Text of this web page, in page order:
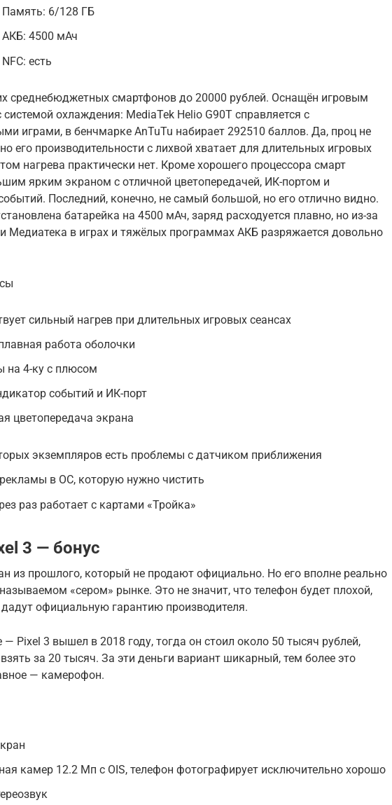
Память: 6/128 ГБ
АКБ: 4500 мАч
NFC: есть
среднебюджетных смартфонов до 20000 рублей. Оснащён игровым
охлаждения: MediaTek Helio G90T справляется с
играми, в бенчмарке AnTuTu набирает 292510 баллов. Да, проц не
его производительности с лихвой хватает для длительных игровых
нагрева практически нет. Кроме хорошего процессора смарт
ярким экраном с отличной цветопередачей, ИК-портом и
Последний, конечно, не самый большой, но его отлично видно.
батарейка на 4500 мАч, заряд расходуется плавно, но из-за
Медиатека в играх и тяжёлых программах АКБ разряжается довольно
сильный нагрев при длительных игровых сеансах
работа оболочки
на 4-ку с плюсом
событий и ИК-порт
цветопередача экрана
экземпляров есть проблемы с датчиком приближения
в ОС, которую нужно чистить
раз работает с картами «Тройка»
3 — бонус
из прошлого, который не продают официально. Но его вполне реально
«сером» рынке. Это не значит, что телефон будет плохой,
официальную гарантию производителя.
— Pixel 3 вышел в 2018 году, тогда он стоил около 50 тысяч рублей,
за 20 тысяч. За эти деньги вариант шикарный, тем более это
— камерофон.
камер 12.2 Мп с OIS, телефон фотографирует исключительно хорошо